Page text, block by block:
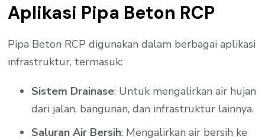
Aplikasi Pipa Beton RCP
Pipa Beton RCP digunakan dalam berbagai aplikasi
infrastruktur, termasuk:
Sistem Drainase: Untuk mengalirkan air hujan
dari jalan, bangunan, dan infrastruktur lainnya.
Saluran Air Bersih: Mengalirkan air bersih ke